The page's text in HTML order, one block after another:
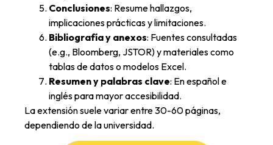
Conclusiones: Resume hallazgos,
implicaciones prácticas y limitaciones.
Bibliografía y anexos: Fuentes consultadas
(e.g., Bloomberg, JSTOR) y materiales como
tablas de datos o modelos Excel.
Resumen y palabras clave: En español e
inglés para mayor accesibilidad.
La extensión suele variar entre 30-60 páginas,
dependiendo de la universidad.